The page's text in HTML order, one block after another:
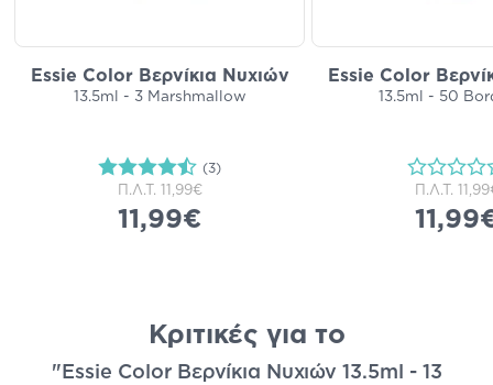
Essie Color Βερνίκια Νυχιών
13.5ml - 3 Marshmallow
(3)
Π.Λ.Τ. 11,99€
11,99€
Essie Color
13.5ml - 50
Π.Λ.Τ.
Κριτικές για το
"Essie Color Βερνίκια Νυχιών 13.5ml - 13